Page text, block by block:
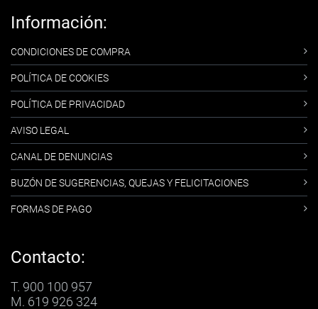
Información:
CONDICIONES DE COMPRA
POLÍTICA DE COOKIES
POLÍTICA DE PRIVACIDAD
AVISO LEGAL
CANAL DE DENUNCIAS
BUZÓN DE SUGERENCIAS, QUEJAS Y FELICITACIONES
FORMAS DE PAGO
Contacto:
T. 900 100 957
M. 619 926 324